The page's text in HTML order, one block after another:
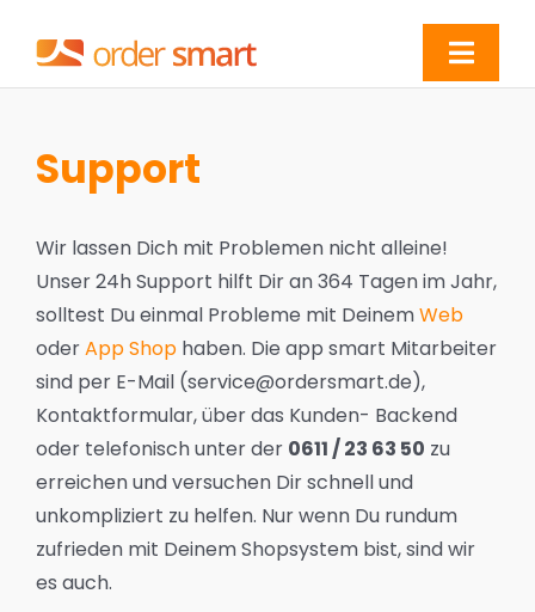
Inhalt
springen
POS & Zahlungen
Bestellungen steigern
Erfolgsgeschichten
Kundenbereich
Support
Wir lassen Dich mit Problemen nicht alleine!
Unser 24h Support hilft Dir an 364 Tagen im Jahr,
solltest Du einmal Probleme mit DeinemWeb
oderApp Shophaben. Die app smart Mitarbeiter
sind per E-Mail (service@ordersmart.de),
Kontaktformular, über das Kunden- Backend
oder telefonisch unter der 0611 / 23 63 50 zu
erreichen und versuchen Dir schnell und
unkompliziert zu helfen. Nur wenn Du rundum
zufrieden mit Deinem Shopsystem bist, sind wir
es auch.